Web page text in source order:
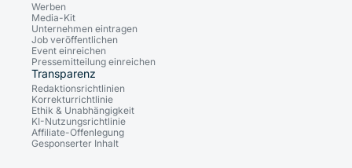
Werben
Media-Kit
Unternehmen eintragen
Job veröffentlichen
Event einreichen
Pressemitteilung einreichen
Transparenz
Redaktionsrichtlinien
Korrekturrichtlinie
Ethik & Unabhängigkeit
KI-Nutzungsrichtlinie
Affiliate-Offenlegung
Gesponserter Inhalt